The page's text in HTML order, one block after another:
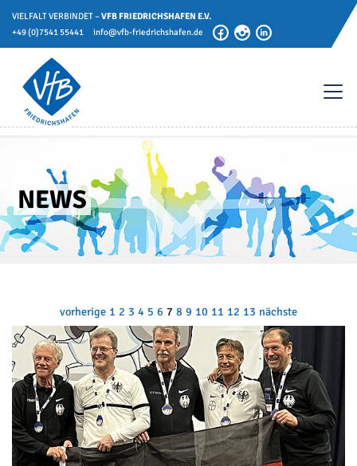
VIELFALT VERBINDET –VFB FRIEDRICHSHAFEN E.V.
+49 (0)7541 55441
info@vfb-friedrichshafen.de
NEWS
vorherige 1 2 3 4 5 6 7 8 9 10 11 12 13 nächste